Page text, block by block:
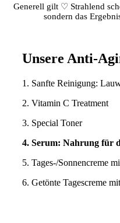
Generell gilt ♡ Strahlend
sondern das
Unsere Anti-
1. Sanfte Reinigung:
2. Vitamin C Treatment
3. Special Toner
4. Serum: Nahrung für
5. Tages-/Sonnencreme
6. Getönte Tagescreme